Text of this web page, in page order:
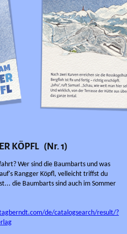
KÖPFL (Nr. 1)
Wer sind die Baumbarts und was
Rangger Köpfl, velleicht triffst du
die Baumbarts sind auch im Sommer
de/catalogsearch/result/?